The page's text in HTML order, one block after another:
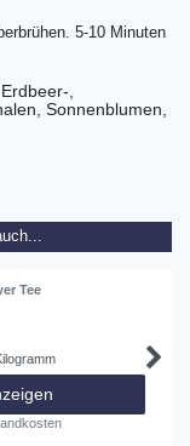
5-10 Minuten
,
Sonnenblumen,
Tee